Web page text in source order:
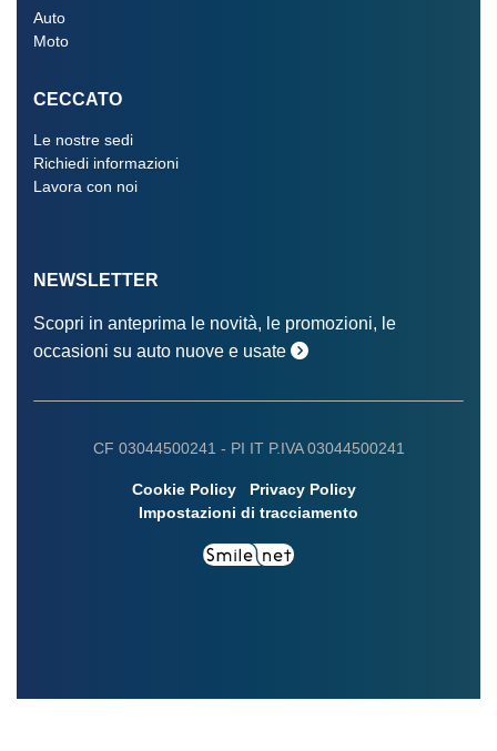
Auto
Moto
CECCATO
Le nostre sedi
Richiedi informazioni
Lavora con noi
NEWSLETTER
Scopri in anteprima le novità, le promozioni, le
occasioni su auto nuove e usate
CF 03044500241 - PI IT P.IVA 03044500241
Cookie Policy
Privacy Policy
Impostazioni di tracciamento